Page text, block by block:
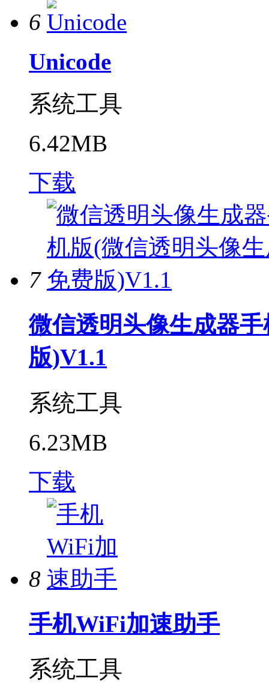
6
Unicode
系统工具
6.42MB
下载
7
微信透明头像生成器
版)V1.1
系统工具
6.23MB
下载
8
手机WiFi加速助手
系统工具